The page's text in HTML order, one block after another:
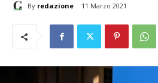
By redazione 11 Marzo 2021